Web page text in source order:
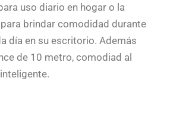
uso diario en hogar o la
brindar comodidad durante
día en su escritorio. Además
de 10 metro, comodiad al